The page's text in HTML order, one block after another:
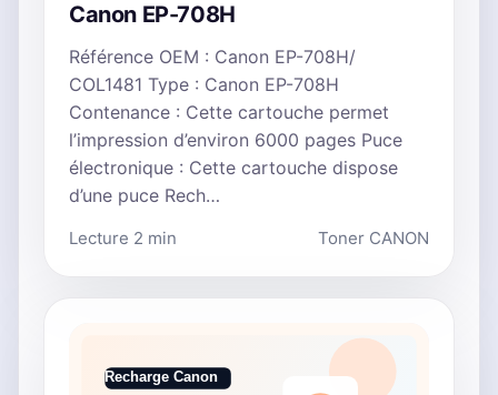
Canon EP-708H
Référence OEM : Canon EP-708H/
COL1481 Type : Canon EP-708H
Contenance : Cette cartouche permet
l’impression d’environ 6000 pages Puce
électronique : Cette cartouche dispose
d’une puce Rech…
Lecture 2 min Toner CANON